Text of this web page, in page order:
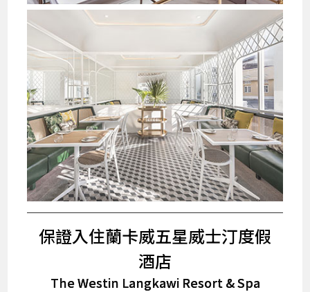
保證入住蘭卡威五星威士汀度假
酒店
The Westin Langkawi Resort & Spa